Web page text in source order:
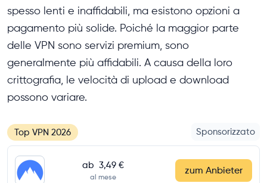
spesso lenti e inaffidabili, ma esistono opzioni a
pagamento più solide. Poiché la maggior parte
delle VPN sono servizi premium, sono
generalmente più affidabili. A causa della loro
crittografia, le velocità di upload e download
possono variare.
Top VPN 2026 Sponsorizzato
ab 3,49 €
al mese
zum Anbieter